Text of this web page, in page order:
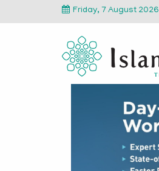
Friday, 7 August 2026